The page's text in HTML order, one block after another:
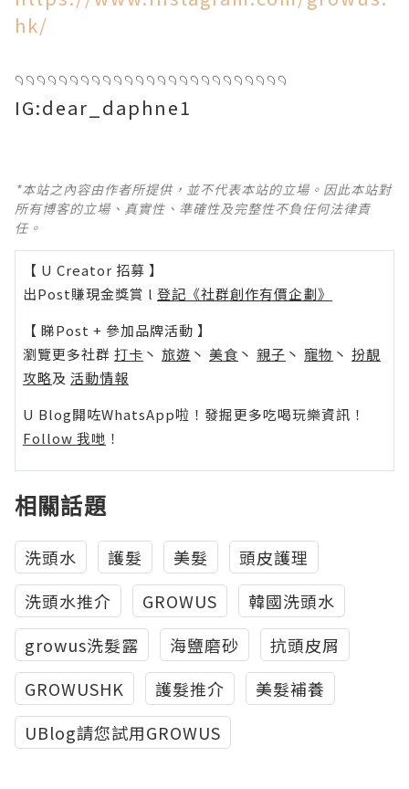
hk/
𓄹𓄹𓄹𓄹𓄹𓄹𓄹𓄹𓄹𓄹𓄹𓄹𓄹𓄹𓄹𓄹𓄹𓄹𓄹𓄹𓄹𓄹𓄹𓄹𓄹
IG:dear_daphne1
*本站之內容由作者所提供，並不代表本站的立場。因此本站對
所有博客的立場、真實性、準確性及完整性不負任何法律責
任。
【 U Creator 招募 】
出Post賺現金獎賞 l 登記《社群創作有價企劃》
【 睇Post + 參加品牌活動 】
瀏覽更多社群 打卡 丶 旅遊 丶 美食 丶 親子 丶 寵物 丶 扮靚
攻略及 活動情報
U Blog開咗WhatsApp啦！發掘更多吃喝玩樂資訊！
Follow 我哋 ！
相關話題
洗頭水 護髮 美髮
頭皮護理
洗頭水推介
GROWUS
韓國洗頭水
growus洗髮露
海鹽磨砂
抗頭皮屑
GROWUSHK
護髮推介
美髮補養
UBlog請您試用GROWUS